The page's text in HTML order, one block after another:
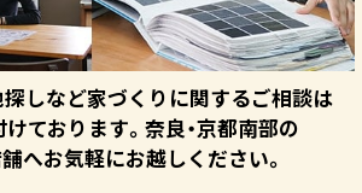
探しなど家づくりに関するご相談は
ております。奈良・京都南部の
へお気軽にお越しください。